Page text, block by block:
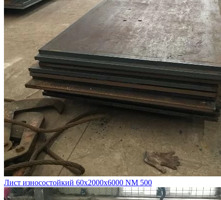
Лист износостойкий 60х2000х6000 NM 500